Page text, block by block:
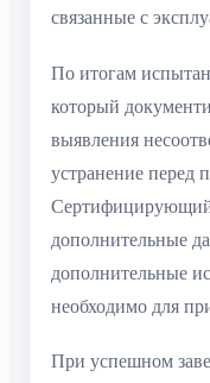
связанные с
По итогам
который
выявления
устранение перед
Сертифицирующий
дополнительные
дополнительные
необходимо для
При успешном